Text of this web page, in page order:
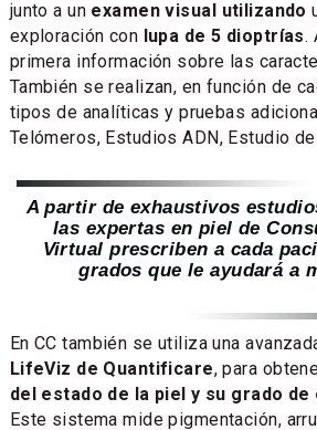
junto a un examen visual utilizando
exploración con lupa de 5 dioptrías.
primera información sobre las
También se realizan, en función de
tipos de analíticas y pruebas
Telómeros, Estudios ADN, Estudio
A partir de exhaustivos
las expertas en piel de
Virtual prescriben a cada
grados que le ayudará a
En CC también se utiliza una
LifeViz de Quantificare, para
del estado de la piel y su grado
Este sistema mide pigmentación,